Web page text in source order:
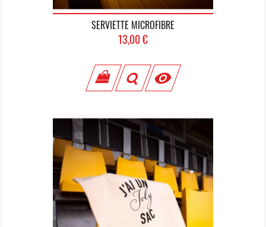
SERVIETTE MICROFIBRE
Prix
13,00 €
